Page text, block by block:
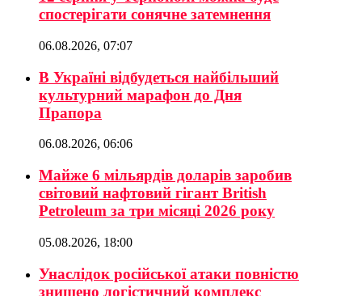
спостерігати сонячне затемнення
06.08.2026, 07:07
В Україні відбудеться найбільший
культурний марафон до Дня
Прапора
06.08.2026, 06:06
Майже 6 мільярдів доларів заробив
світовий нафтовий гігант British
Petroleum за три місяці 2026 року
05.08.2026, 18:00
Унаслідок російської атаки повністю
знищено логістичний комплекс